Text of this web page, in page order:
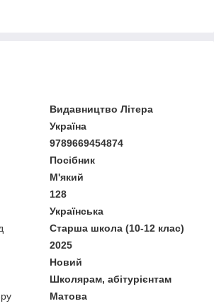
Видавництво Літера
Україна
9789669454874
Посібник
М'який
128
Українська
Старша школа (10-12 клас)
2025
Новий
Школярам, абітурієнтам
Матова